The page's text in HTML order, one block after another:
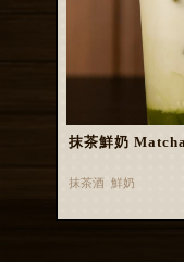
抹茶鮮奶
抹茶酒 鮮奶